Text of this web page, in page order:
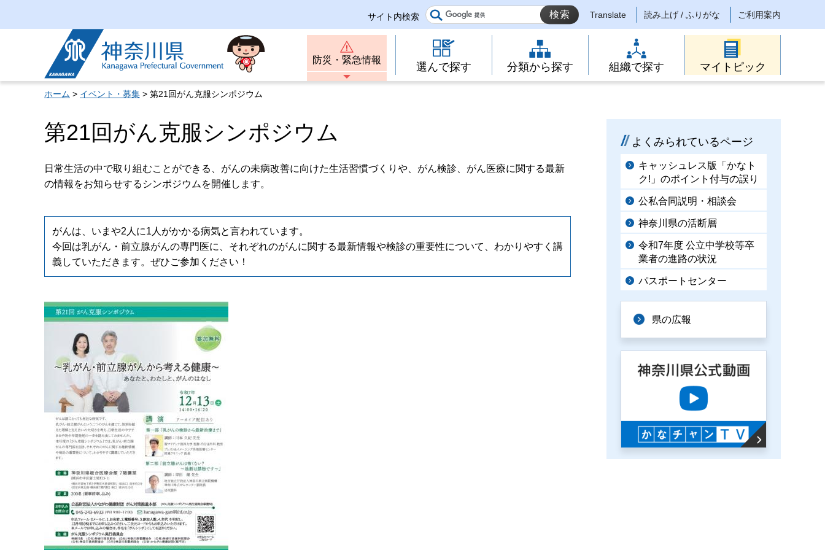
サイト内検索 Translate 読み上げ / ふりがな ご利用案内
神奈川県
防災・緊急情報
選んで探す 分類から探す 組織で探す マイトピック
ホーム > イベント・募集 > 第21回がん克服シンポジウム
第21回がん克服シンポジウム
日常生活の中で取り組むことができる、がんの未病改善に向けた生活習慣づくりや、がん検診、がん医療に関する最新
の情報をお知らせするシンポジウムを開催します。
がんは、いまや2人に1人がかかる病気と言われています。
今回は乳がん・前立腺がんの専門医に、それぞれのがんに関する最新情報や検診の重要性について、わかりやすく講
義していただきます。ぜひご参加ください！
よくみられているページ
キャッシュレス版「かなト
ク!」のポイント付与の誤り
公私合同説明・相談会
神奈川県の活断層
令和7年度 公立中学校等卒
業者の進路の状況
パスポートセンター
県の広報